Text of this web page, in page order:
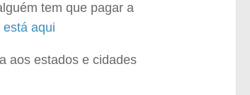
tem que pagar a
está aqui
aos estados e cidades